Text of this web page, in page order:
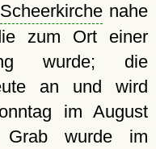
Scheerkirche nahe
zum Ort einer
wurde; die
an und wird
im August
Grab wurde im